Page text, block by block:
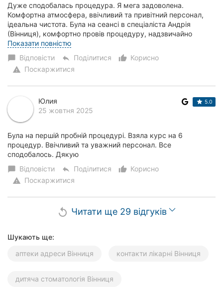
Дуже сподобалась процедура. Я мега задоволена.
Комфортна атмосфера, ввічливий та привітний персонал,
ідеальна чистота. Була на сеансі в спеціаліста Андрія
(Вінниця), комфортно провів процедуру, надзвичайно
ввічливий та приємний чоловік. Дякую за таки...
Показати повністю
chat_bubble Відповісти reply Поділитися thumb_up_alt
Корисно
warning Поскаржитися
Юлия
25 жовтня 2025
5.0
Була на першій пробній процедурі. Взяла курс на 6
процедур. Ввічливий та уважний персонал. Все
сподобалось. Дякую
chat_bubble Відповісти reply Поділитися thumb_up_alt
Корисно
warning Поскаржитися
replay Читати ще 29 відгуків
Шукають ще:
аптеки адреси Вінниця
контакти лікарні Вінниця
дитяча стоматологія Вінниця